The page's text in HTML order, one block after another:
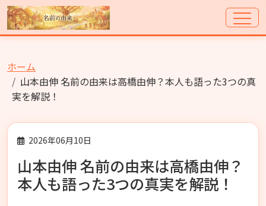
ホーム
山本由伸 名前の由来は高橋由伸？本人も語った3つの真
実を解説！
2026年06月10日
山本由伸 名前の由来は高橋由伸？
本人も語った3つの真実を解説！